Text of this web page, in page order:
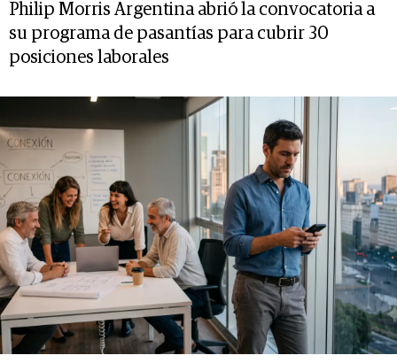
Philip Morris Argentina abrió la convocatoria a
su programa de pasantías para cubrir 30
posiciones laborales